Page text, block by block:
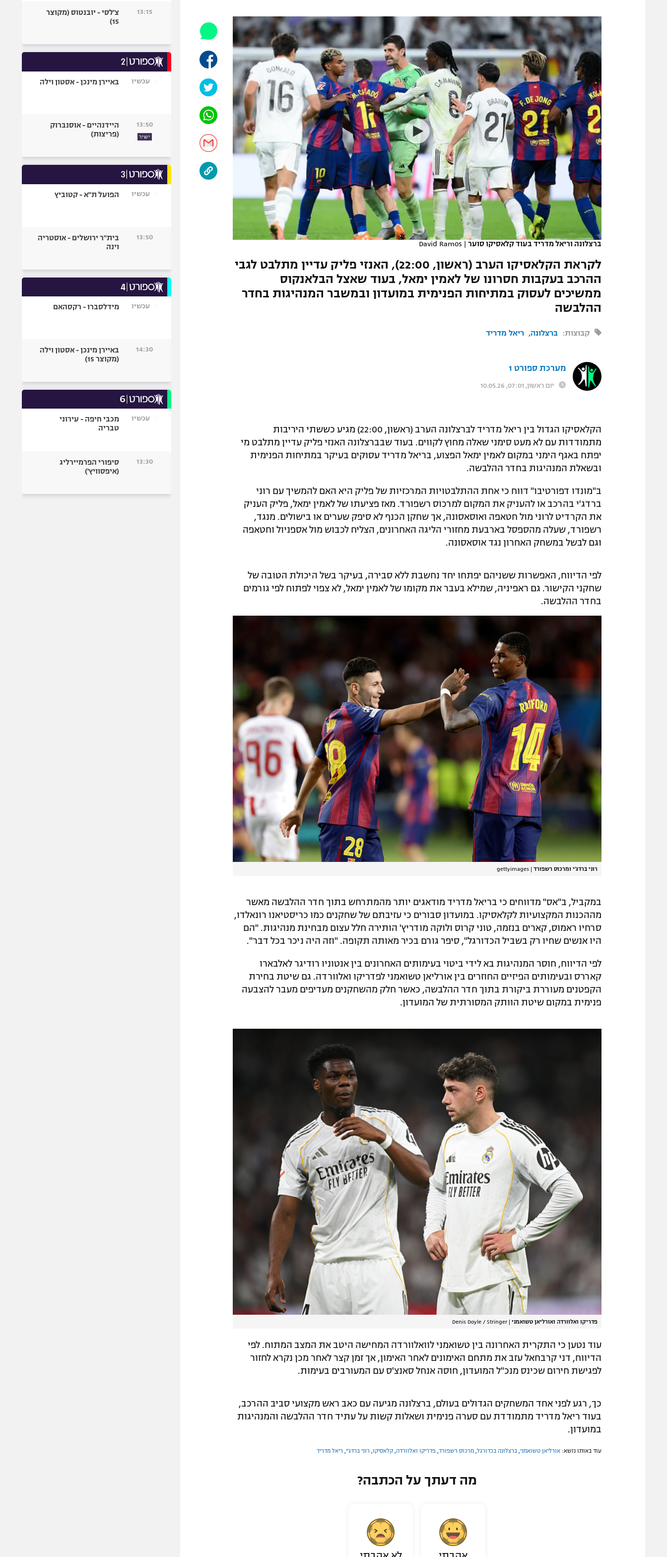
תקנון משתתפים וזוכים בפרסים
תקנון עבור פעילות אלקטרה
תקנון עבור פעילות ספורט 1 – "מרלן"
גיימינג E-Sports
תנאי שימוש
מדיניות פרטיות
תקנון פעילות ספורט 1
רשיון להקרנה פומבית לבית עסק
הצטרפות לחבילת הערוצים
לוח דרושים – ג'ובנט
המגזין
הפועל תל אביב
הפועל חיפה
הפועל באר שבע
מכבי נתניה
בני יהודה
ליגה סינית
ליגה ברזילאית
ליגות נוספות
אופניים
כדורמים
פוטבול אמריקאי NFL
גיימינג E-Sports
ברצלונה וריאל מדריד בעוד קלאסיקו סוער |
David Ramos
לקראת הקלאסיקו הערב (ראשון, 22:00), האנזי פליק עדיין מתלבט לגבי
ההרכב בעקבות חסרונו של לאמין ימאל, בעוד שאצל הבלאנקוס
ממשיכים לעסוק במתיחות הפנימית במועדון ובמשבר המנהיגות בחדר
ההלבשה
קבוצות: ברצלונה ריאל מדריד
מערכת ספורט 1
יום ראשון, 07:01, 10.05.26
הקלאסיקו הגדול בין ריאל מדריד לברצלונה הערב (ראשון, 22:00) מגיע כששתי היריבות
מתמודדות עם לא מעט סימני שאלה מחוץ לקווים. בעוד שבברצלונה האנזי פליק עדיין מתלבט מי
יפתח באגף הימני במקום לאמין ימאל הפצוע, בריאל מדריד עסוקים בעיקר במתיחות הפנימית
ובשאלת המנהיגות בחדר ההלבשה.
ב"מונדו דפורטיבו" דווח כי אחת ההתלבטויות המרכזיות של פליק היא האם להמשיך עם רוני
ברדג'י בהרכב או להעניק את המקום למרכוס רשפורד. מאז פציעתו של לאמין ימאל, פליק העניק
את הקרדיט לרוני מול חטאפה ואוסאסונה, אך שחקן הכנף לא סיפק שערים או בישולים. מנגד,
רשפורד, שעלה מהספסל בארבעת מחזורי הליגה האחרונים, הצליח לכבוש מול אספניול וחטאפה
וגם לבשל במשחק האחרון נגד אוסאסונה.
לפי הדיווח, האפשרות ששניהם יפתחו יחד נחשבת ללא סבירה, בעיקר בשל היכולת הטובה של
שחקני הקישור. גם ראפיניה, שמילא בעבר את מקומו של לאמין ימאל, לא צפוי לפתוח לפי גורמים
בחדר ההלבשה.
רוני ברדג'י ומרכוס רשפורד |
gettyimages
במקביל, ב"אס" מדווחים כי בריאל מדריד מודאגים יותר מהמתרחש בתוך חדר ההלבשה מאשר
מההכנות המקצועיות לקלאסיקו. במועדון סבורים כי עזיבתם של שחקנים כמו כריסטיאנו רונאלדו,
סרחיו ראמוס, קארים בנזמה, טוני קרוס ולוקה מודריץ' הותירה חלל עצום מבחינת מנהיגות. "הם
היו אנשים שחיו רק בשביל הכדורגל", סיפר גורם בכיר מאותה תקופה. "וזה היה ניכר בכל דבר".
לפי הדיווח, חוסר המנהיגות בא לידי ביטוי בעימותים האחרונים בין אנטוניו רודיגר לאלבארו
קאררס ובעימותים הפיזיים החוזרים בין אורליאן טשואמני לפדריקו ואלוורדה. גם שיטת בחירת
הקפטנים מעוררת ביקורת בתוך חדר ההלבשה, כאשר חלק מהשחקנים מעדיפים מעבר להצבעה
פנימית במקום שיטת הוותק המסורתית של המועדון.
פדריקו ואלוורדה ואורליאן טשואמני |
Denis Doyle / Stringer
עוד נטען כי התקרית האחרונה בין טשואמני לוואלוורדה המחישה היטב את המצב המתוח. לפי
הדיווח, דני קרבחאל עזב את מתחם האימונים לאחר האימון, אך זמן קצר לאחר מכן נקרא לחזור
לפגישת חירום שכינס מנכ"ל המועדון, חוסה אנחל סאנצ'ס עם המעורבים בעימות.
כך, רגע לפני אחד המשחקים הגדולים בעולם, ברצלונה מגיעה עם כאב ראש מקצועי סביב ההרכב,
בעוד ריאל מדריד מתמודדת עם סערה פנימית ושאלות קשות על עתיד חדר ההלבשה והמנהיגות
במועדון.
עוד באותו נושא: אורליאן טשואמני ברצלונה בכדורגל מרכוס רשפורד פדריקו ואלוורדה קלאסיקו רוני ברדג'י ריאל מדריד
מה דעתך על הכתבה?
13:15
צ'לסי - יובנטוס (מקוצר
15)
עכשיו באיירן מינכן - אסטון וילה
13:50
ישיר
היידנהיים - אוסנברוק
(פריצות)
עכשיו הפועל ת"א - קטוביץ
13:50
בית"ר ירושלים - אוסטריה
וינה
עכשיו מידלסברו - רקסהאם
14:30
באיירן מינכן - אסטון וילה
(מקוצר 15)
עכשיו
מכבי חיפה - עירוני
טבריה
13:30
סיפורי הפרמיירליג
(איפסוויץ')